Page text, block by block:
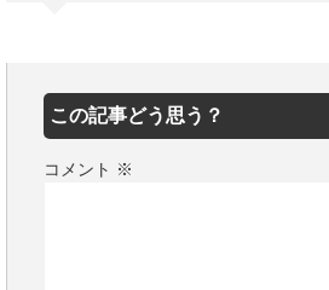
この記事どう思う？
コメント ※